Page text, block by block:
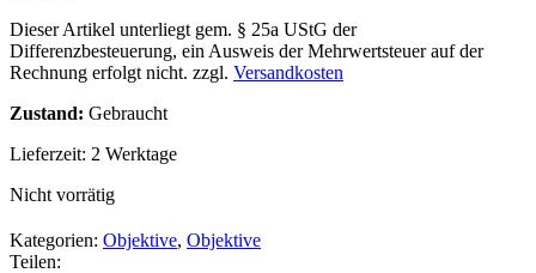
Dieser Artikel unterliegt gem. § 25a UStG der
Differenzbesteuerung, ein Ausweis der Mehrwertsteuer auf der
Rechnung erfolgt nicht. zzgl. Versandkosten
Zustand: Gebraucht
Lieferzeit: 2 Werktage
Nicht vorrätig
Kategorien: Objektive, Objektive
Teilen: